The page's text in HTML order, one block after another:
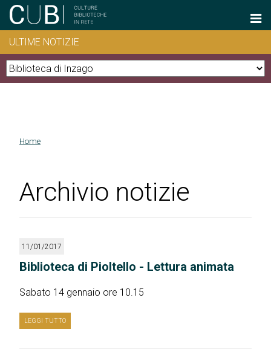
Salta al contenuto principale
ULTIME NOTIZIE
Home
Archivio notizie
11/01/2017
Biblioteca di Pioltello - Lettura animata
Sabato 14 gennaio ore 10.15
LEGGI TUTTO